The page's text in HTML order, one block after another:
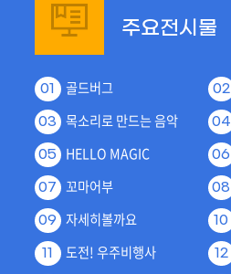
주요전시물
01 골드버그 02
03 목소리로 만드는 음악 04
05 HELLO MAGIC 06
07 꼬마어부 08
09 자세히볼까요 10
11 도전! 우주비행사 12